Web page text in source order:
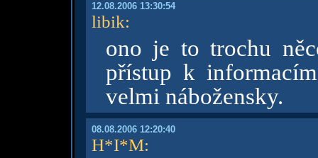
12.08.2006 13:30:54
libik:
ono je to trochu
přístup k
velmi nábožensky.
08.08.2006 12:20:40
H*I*M: